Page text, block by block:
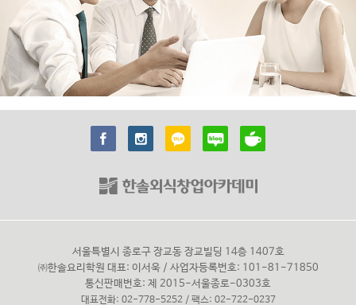
서울특별시 종로구 장교동 장교빌딩 14층 1407호
㈜한솔요리학원 대표: 이서욱 / 사업자등록번호: 101-81-71850
통신판매번호: 제 2015-서울종로-0303호
대표전화: 02-778-5252 / 팩스: 02-722-0237